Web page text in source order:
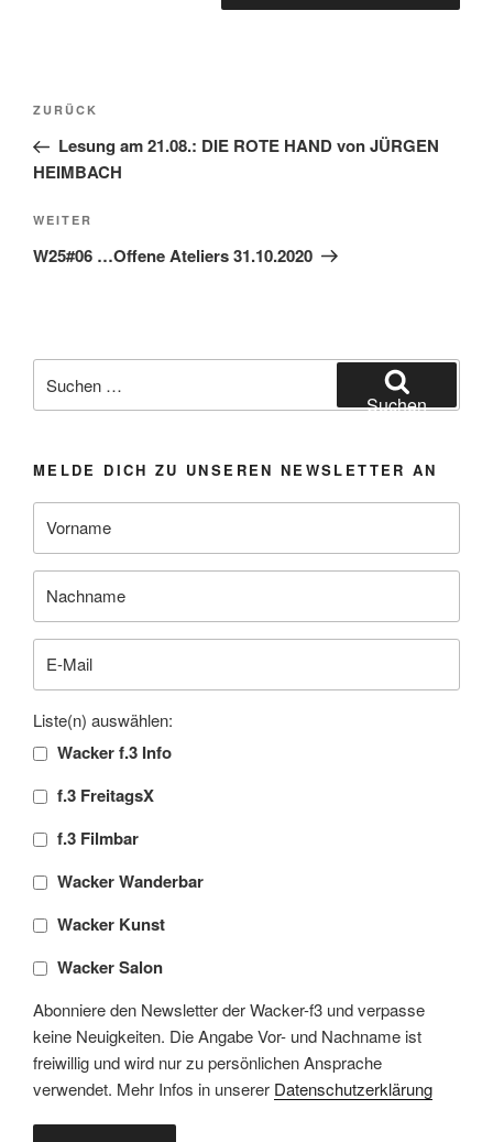
Beitragsnavigation
Vorheriger
Beitrag
ZURÜCK
Lesung am 21.08.: DIE ROTE HAND von JÜRGEN
HEIMBACH
Nächster
Beitrag
WEITER
W25#06 …Offene Ateliers 31.10.2020
nach:
Suchen
MELDE DICH ZU UNSEREN NEWSLETTER AN
Liste(n) auswählen:
Wacker f.3 Info
f.3 FreitagsX
f.3 Filmbar
Wacker Wanderbar
Wacker Kunst
Wacker Salon
Abonniere den Newsletter der Wacker-f3 und verpasse
keine Neuigkeiten. Die Angabe Vor- und Nachname ist
freiwillig und wird nur zu persönlichen Ansprache
verwendet. Mehr Infos in unserer Datenschutzerklärung